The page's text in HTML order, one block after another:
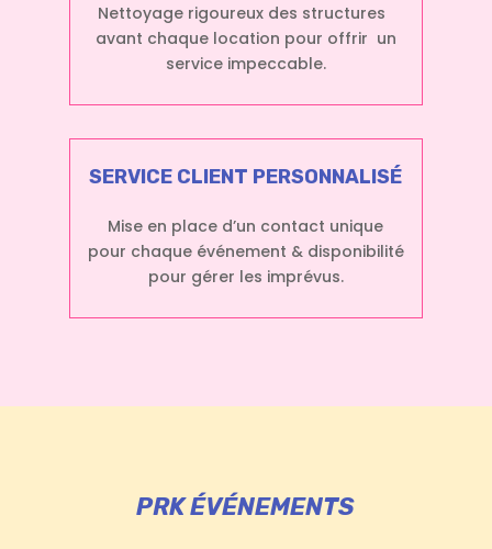
Nettoyage rigoureux des structures
avant chaque location pour offrir un
service impeccable.
SERVICE CLIENT PERSONNALISÉ
Mise en place d’un contact unique
pour chaque événement & disponibilité
pour gérer les imprévus.
PRK ÉVÉNEMENTS